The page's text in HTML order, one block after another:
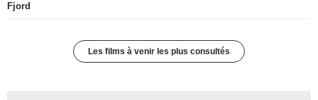
Fjord
Les films à venir les plus consultés